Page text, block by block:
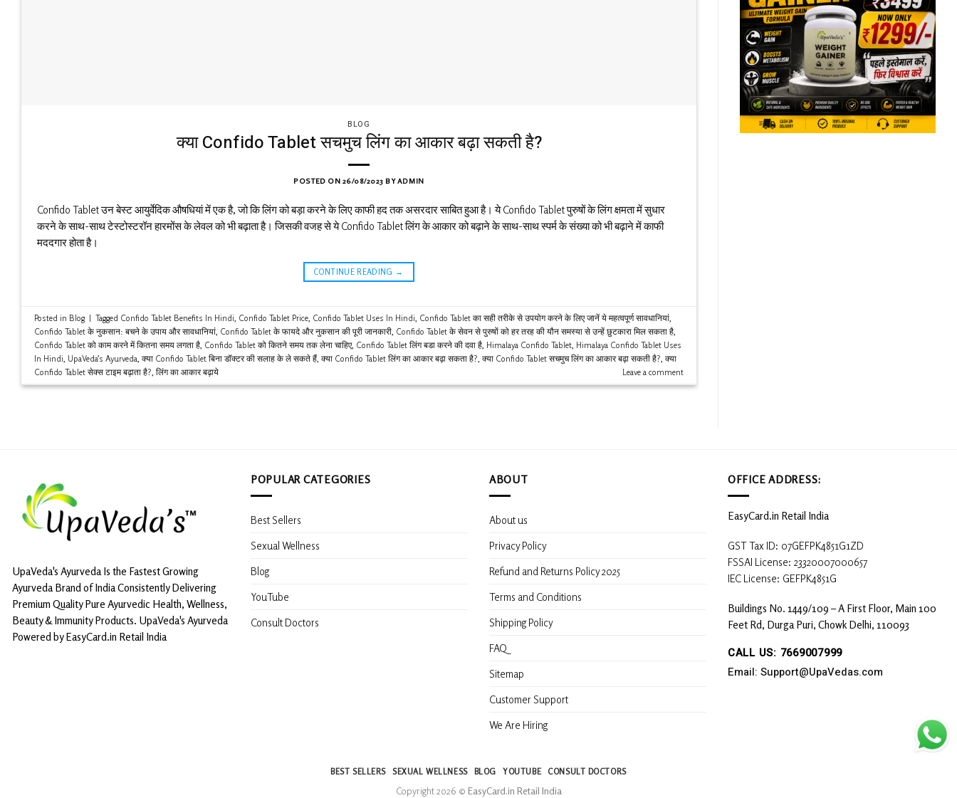
BLOG
क्या Confido Tablet सचमुच लिंग का आकार बढ़ा सकती है?
POSTED ON 26/08/2023 BYADMIN
Confido Tablet उन बेस्ट आयुर्वेदिक औषधियां में एक है, जो कि लिंग को बड़ा करने के लिए काफी हद तक असरदार साबित हुआ है। ये Confido Tablet पुरुषों के लिंग क्षमता में सुधार
करने के साथ-साथ टेस्टोस्टरॉन हारमोंस के लेवल को भी बढ़ाता है। जिसकी वजह से ये Confido Tablet लिंग के आकार को बढ़ाने के साथ-साथ स्पर्म के संख्या को भी बढ़ाने में काफी
मददगार होता है।
CONTINUE READING →
Posted in Blog | Tagged Confido Tablet Benefits In Hindi Confido Tablet Price, Confido Tablet Uses In Hindi Confido Tablet का सही तरीके से उपयोग करने के लिए जानें ये महत्वपूर्ण सावधानियां,
Confido Tablet के नुकसान: बचने के उपाय और सावधानियां, Confido Tablet के फायदे और नुकसान की पूरी जानकारी, Confido Tablet के सेवन से पुरुषों को हर तरह की यौन समस्या से उन्हें छुटकारा मिल सकता है,
Confido Tablet को काम करने में कितना समय लगता है, Confido Tablet को कितने समय तक लेना चाहिए, Confido Tablet लिंग बडा करने की दवा है, Himalaya Confido Tablet, Himalaya Confido Tablet Uses
In Hindi UpaVeda’s Ayurveda क्या Confido Tablet बिना डॉक्टर की सलाह के ले सकते हैं, क्या Confido Tablet लिंग का आकार बढ़ा सकता है? क्या Confido Tablet सचमुच लिंग का आकार बढ़ा सकती है? क्या
Confido Tablet सेक्स टाइम बढ़ाता है? लिंग का आकार बढ़ाये Leave a comment
UpaVeda's Ayurveda Is the Fastest Growing
Ayurveda Brand of India Consistently Delivering
Premium Quality Pure Ayurvedic Health, Wellness,
Beauty & Immunity Products. UpaVeda's Ayurveda
Powered by EasyCard.in Retail India
POPULAR CATEGORIES
Best Sellers
Sexual Wellness
Blog
YouTube
Consult Doctors
ABOUT
About us
Privacy Policy
Refund and Returns Policy 2025
Terms and Conditions
Shipping Policy
FAQ
Sitemap
Customer Support
We Are Hiring
OFFICE ADDRESS:
EasyCard.in Retail India
GST Tax ID: 07GEFPK4851G1ZD
FSSAI License: 23320007000657
IEC License: GEFPK4851G
Buildings No. 1449/109 – A First Floor, Main 100
Feet Rd, Durga Puri, Chowk Delhi, 110093
CALL US: 7669007999
Email: Support@UpaVedas.com
BEST SELLERS SEXUAL WELLNESS BLOG YOUTUBE CONSULT DOCTORS
Copyright 2026 © EasyCard.in Retail India